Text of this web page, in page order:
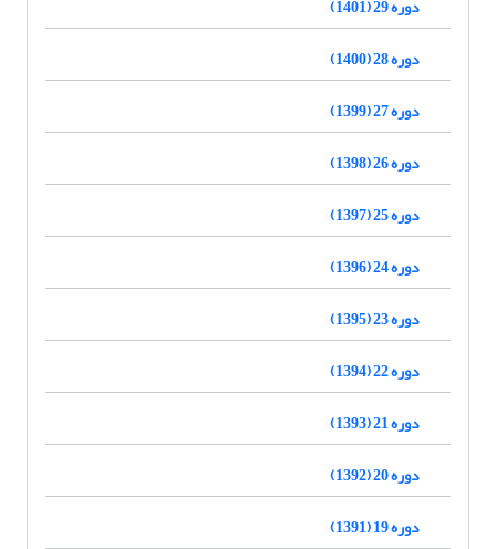
دوره 29 (1401)
دوره 28 (1400)
دوره 27 (1399)
دوره 26 (1398)
دوره 25 (1397)
دوره 24 (1396)
دوره 23 (1395)
دوره 22 (1394)
دوره 21 (1393)
دوره 20 (1392)
دوره 19 (1391)